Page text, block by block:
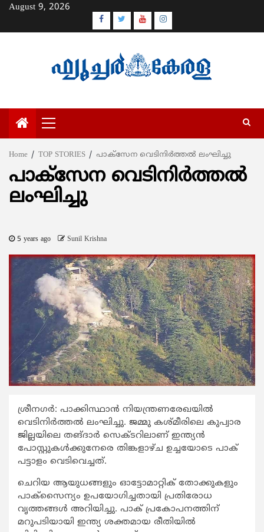
Skip
content
August 9, 2026
Facebook
TwitterYoutubeInstagram
Primary
Menu
Home TOP STORIES പാക്സേന വെടിനിര്‍ത്തല്‍ ലംഘിച്ചു
പാക്സേന വെടിനിര്‍ത്തല്‍
ലംഘിച്ചു
5 years ago Sunil Krishna
ശ്രീനഗര്‍: പാക്കിസ്ഥാന്‍ നിയന്ത്രണരേഖയില്‍
വെടിനിര്‍ത്തല്‍ ലംഘിച്ചു. ജമ്മു കശ്മീരിലെ കുപ്വാര
ജില്ലയിലെ തങ്ദാര്‍ സെക്ടറിലാണ് ഇന്ത്യന്‍
പോസ്റ്റുകള്‍ക്കുനേരെ തിങ്കളാഴ്ച ഉച്ചയോടെ പാക്
പട്ടാളം വെടിവെച്ചത്.
ചെറിയ ആയുധങ്ങളും ഓട്ടോമാറ്റിക് തോക്കുകളും
പാക്സൈന്യം ഉപയോഗിച്ചതായി പ്രതിരോധ
വൃത്തങ്ങള്‍ അറിയിച്ചു. പാക് പ്രകോപനത്തിന്
മറുപടിയായി ഇന്ത്യ ശക്തമായ രീതിയില്‍